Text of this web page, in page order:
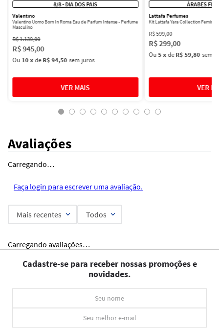
8/8 - DIA DOS PAIS
Valentino
Valentino Uomo Born In Roma Eau de Parfum Intense - Perfume
Masculino
R$1.139,00
R$945,00
Ou 10xdeR$ 94,50 sem juros
ÁRABES
Lattafa Perfumes
Kit Lattafa Yara Collection
R$599,00
R$299,00
Ou5xdeR$ 59,80 sem
Avaliações
Carregando…
Faça login para escrever uma avaliação.
Mais recentes Todos
Carregando avaliações…
Cadastre-se para receber nossas promoções e
novidades.